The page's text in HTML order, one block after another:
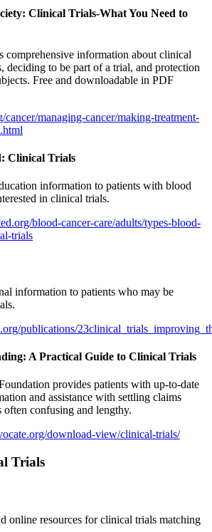
Clinical Trials-What You Need to
comprehensive information about clinical
deciding to be part of a trial, and protection
Free and downloadable in PDF
managing-cancer/making-treatment-
Clinical Trials
information to patients with blood
in clinical trials.
blood-cancer-care/adults/types-blood-
trials
information to patients who may be
publications/
A Practical Guide to Clinical Trials
provides patients with up-to-date
and assistance with settling claims
often confusing and lengthy.
download-view/clinical-trials/
Trials
online resources for clinical trials matching